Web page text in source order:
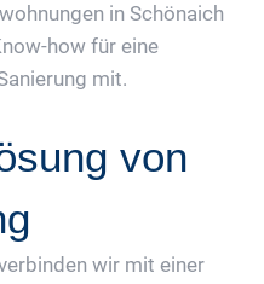
in Schönaich
how für eine
mit.
von
wir mit einer